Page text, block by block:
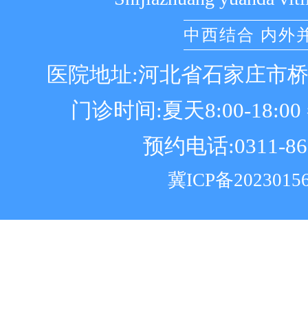
中西结合 内外
医院地址:河北省石家庄市
门诊时间:夏天8:00-18:00
预约电话:0311-
冀ICP备